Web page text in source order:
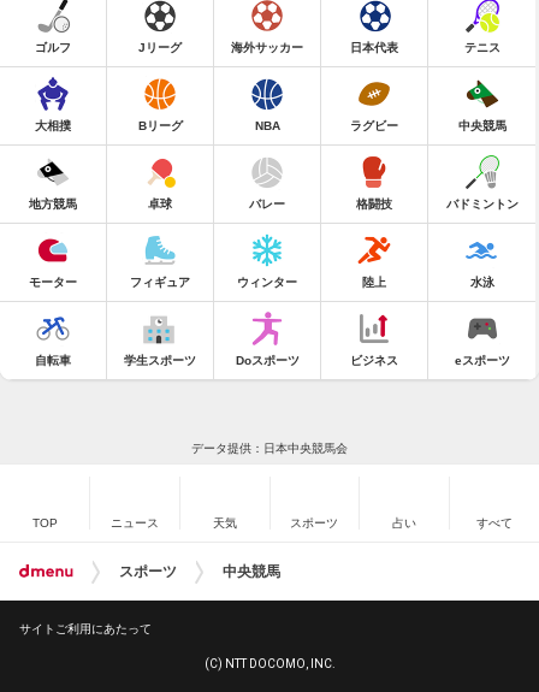
ゴルフ Jリーグ 海外サッカー 日本代表 テニス
大相撲 Bリーグ NBA ラグビー 中央競馬
地方競馬 卓球 バレー 格闘技 バドミントン
モーター フィギュア ウィンター 陸上 水泳
自転車 学生スポーツ Doスポーツ ビジネス eスポーツ
データ提供：日本中央競馬会
TOP ニュース 天気 スポーツ 占い すべて
スポーツ 中央競馬
サイトご利用にあたって
(C) NTT DOCOMO, INC.